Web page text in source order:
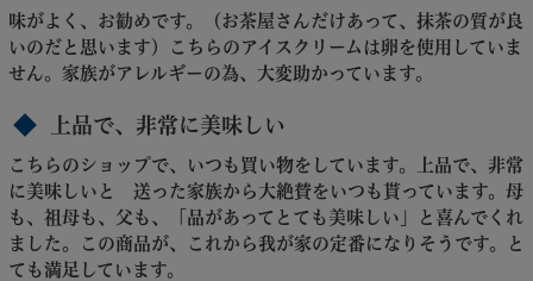
味がよく、お勧めです。（お茶屋さんだけあって、抹茶の質が良
いのだと思います）こちらのアイスクリームは卵を使用していま
せん。家族がアレルギーの為、大変助かっています。
上品で、非常に美味しい
こちらのショップで、いつも買い物をしています。上品で、非常
に美味しいと 送った家族から大絶賛をいつも貰っています。母
も、祖母も、父も、「品があってとても美味しい」と喜んでくれ
ました。この商品が、これから我が家の定番になりそうです。と
ても満足しています。